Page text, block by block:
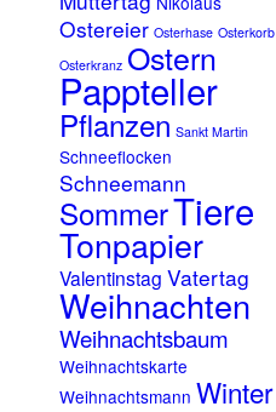
Ostereier Osterhase Osterkorb
Osterkranz Ostern
Pappteller
Pflanzen Sankt Martin
Schneeflocken
Schneemann
SommerTiere
Tonpapier
Valentinstag Vatertag
Weihnachten
Weihnachtsbaum
Weihnachtskarte
Weihnachtsmann Winter